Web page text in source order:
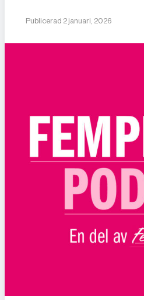
Publicerad 2 januari, 2026